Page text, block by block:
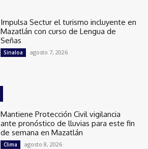
Impulsa Sectur el turismo incluyente en
Mazatlán con curso de Lengua de
Señas
Sinaloa agosto 7, 2026
Mantiene Protección Civil vigilancia
ante pronóstico de lluvias para este fin
de semana en Mazatlán
Clima agosto 8, 2026